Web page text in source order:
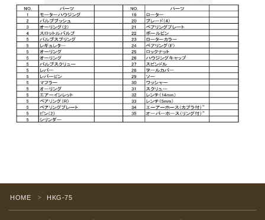
HOME ＞ HKG-75